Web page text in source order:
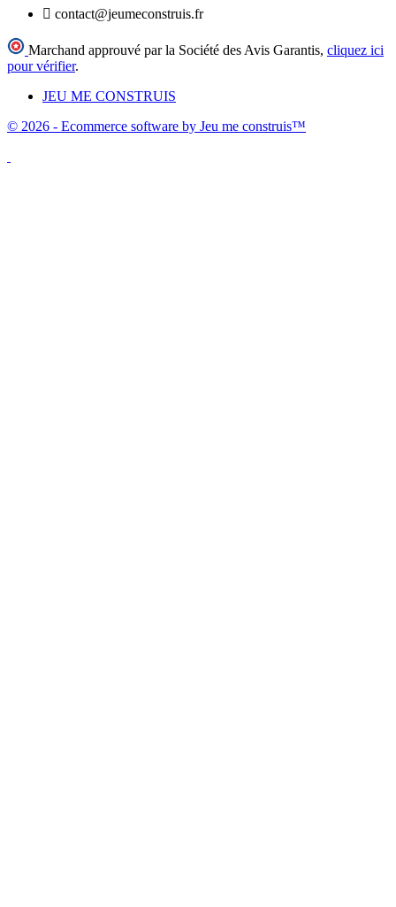
 contact@jeumeconstruis.fr
Marchand approuvé par la Société des Avis Garantis, cliquez ici
pour vérifier.
JEU ME CONSTRUIS
© 2026 - Ecommerce software by Jeu me construis™